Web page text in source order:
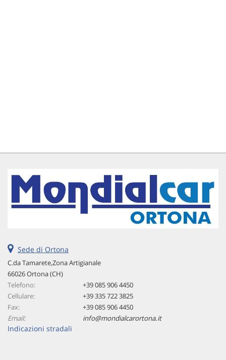
Sede di Ortona
C.da Tamarete,Zona Artigianale
66026 Ortona (CH)
Telefono:
+39 085 906 4450
Cellulare:
+39 335 722 3825
Fax:
+39 085 906 4450
Email:
info@mondialcarortona.it
Indicazioni stradali